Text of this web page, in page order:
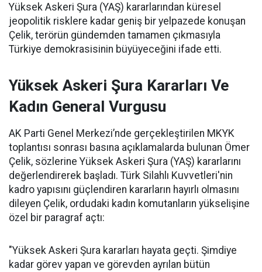
Yüksek Askeri Şura (YAŞ) kararlarından küresel
jeopolitik risklere kadar geniş bir yelpazede konuşan
Çelik, terörün gündemden tamamen çıkmasıyla
Türkiye demokrasisinin büyüyeceğini ifade etti.
Yüksek Askeri Şura Kararları Ve
Kadın General Vurgusu
AK Parti Genel Merkezi’nde gerçekleştirilen MKYK
toplantısı sonrası basına açıklamalarda bulunan Ömer
Çelik, sözlerine Yüksek Askeri Şura (YAŞ) kararlarını
değerlendirerek başladı. Türk Silahlı Kuvvetleri'nin
kadro yapısını güçlendiren kararların hayırlı olmasını
dileyen Çelik, ordudaki kadın komutanların yükselişine
özel bir paragraf açtı:
"Yüksek Askeri Şura kararları hayata geçti. Şimdiye
kadar görev yapan ve görevden ayrılan bütün